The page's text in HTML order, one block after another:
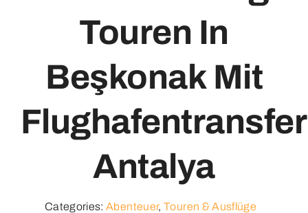
Touren In
Beşkonak Mit
Flughafentransfer
Antalya
Categories:Abenteuer,Touren & Ausflüge